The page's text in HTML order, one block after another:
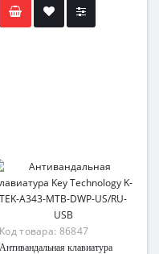
Код товара: 86847
Антивандальная клавиатура